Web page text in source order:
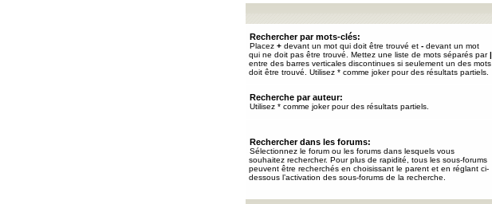
Rechercher par mots-clés:
Placez + devant un mot qui doit être trouvé et - devant un mot
qui ne doit pas être trouvé. Mettez une liste de mots séparés par|
entre des barres verticales discontinues si seulement un des mots
doit être trouvé. Utilisez * comme joker pour des résultats partiels.
Recherche par auteur:
Utilisez * comme joker pour des résultats partiels.
Rechercher dans les forums:
Sélectionnez le forum ou les forums dans lesquels vous
souhaitez rechercher. Pour plus de rapidité, tous les sous-forums
peuvent être recherchés en choisissant le parent et en réglant ci-
dessous l’activation des sous-forums de la recherche.